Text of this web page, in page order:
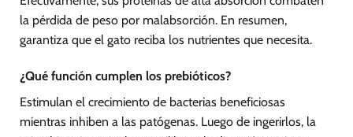
la pérdida de peso por malabsorción. En resumen,
garantiza que el gato reciba los nutrientes que necesita.
¿Qué función cumplen los prebióticos?
Estimulan el crecimiento de bacterias beneficiosas
mientras inhiben a las patógenas. Luego de ingerirlos, la